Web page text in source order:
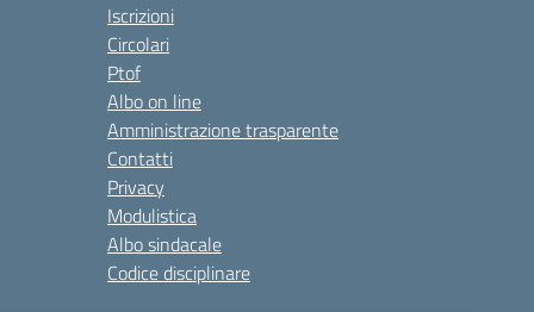
Iscrizioni
Circolari
Ptof
Albo on line
Amministrazione trasparente
Contatti
Privacy
Modulistica
Albo sindacale
Codice disciplinare